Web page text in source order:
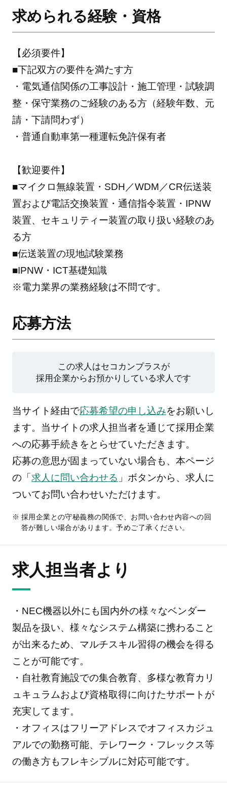
求められる経験・資格
【必須要件】
■下記双方の要件を満たす方
・電気通信関係の工事設計・施工管理・試験調
整・保守業務のご経験のある方（経験年数、元
請・下請問わず）
・普通自動車第一種運転免許保有者
【歓迎要件】
■マイクロ無線装置・SDH／WDM／CR伝送装
置および電話交換装置・通信指令装置・IPNW
装置、セキュリティー装置の取り扱い経験のあ
る方
■伝送装置の現地試験業務
■IPNW・ICT基礎知識
※電力業界の業務経験は不問です。
応募方法
この求人はセコカンプラスが
採用企業からお預かりしている求人です
当サイト経由で応募希望の申し込みをお願いし
ます。当サイトの求人担当者を通じて採用企業
への応募手続きをとらせていただきます。
応募の意思が固まっていない場合も、本ページ
の「求人に問い合わせる 」ボタンから、求人に
ついてお問い合わせいただけます。
採用企業との守秘義務の関係で、お問い合わせ内容への回
答が難しい場合があります。予めご了承ください。
求人担当者より
・NEC機器以外にも国内外の様々なベンダー
製品を扱い、様々なシステム構築に携わること
が出来るため、マルチスキル習得の機会を得る
ことが可能です。
・自社教育施設での集合教育、多様な教育カリ
ュキュラムおよび資格取得に向けたサポートが
充実してます。
・オフィスはフリーアドレスでオフィスカジュ
アルでの勤務可能、テレワーク・フレックス等
の働き方もフレキシブルに対応可能です。